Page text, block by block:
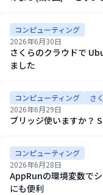
コンピューティング
2026年6月30日
さくらのクラウドで
ました
コンピューティング
さ
2026年6月29日
ブリッジ使いますか？
コンピューティング
2026年6月28日
AppRunの環境変数で
にも便利